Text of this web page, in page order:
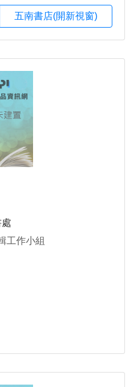
五南書店(開新視窗)
工作小組